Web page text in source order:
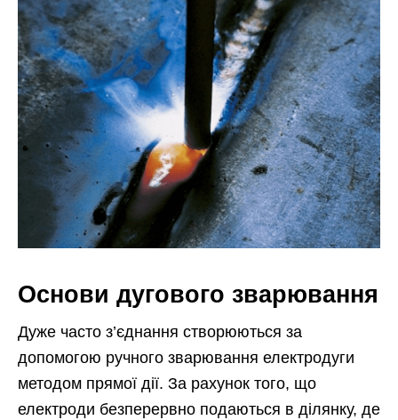
Основи дугового зварювання
Дуже часто з’єднання створюються за
допомогою ручного зварювання електродуги
методом прямої дії. За рахунок того, що
електроди безперервно подаються в ділянку, де